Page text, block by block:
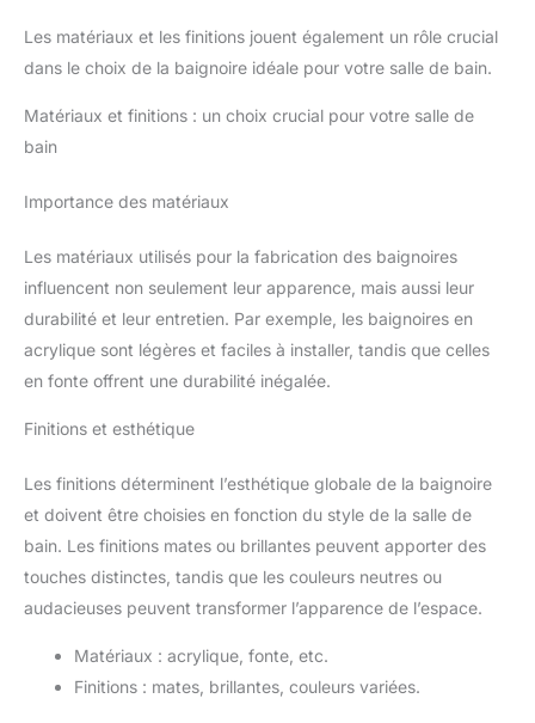
Les matériaux et les finitions jouent également un rôle crucial
dans le choix de la baignoire idéale pour votre salle de bain.
Matériaux et finitions : un choix crucial pour votre salle de
bain
Importance des matériaux
Les matériaux utilisés pour la fabrication des baignoires
influencent non seulement leur apparence, mais aussi leur
durabilité et leur entretien. Par exemple, les baignoires en
acrylique sont légères et faciles à installer, tandis que celles
en fonte offrent une durabilité inégalée.
Finitions et esthétique
Les finitions déterminent l’esthétique globale de la baignoire
et doivent être choisies en fonction du style de la salle de
bain. Les finitions mates ou brillantes peuvent apporter des
touches distinctes, tandis que les couleurs neutres ou
audacieuses peuvent transformer l’apparence de l’espace.
Matériaux : acrylique, fonte, etc.
Finitions : mates, brillantes, couleurs variées.